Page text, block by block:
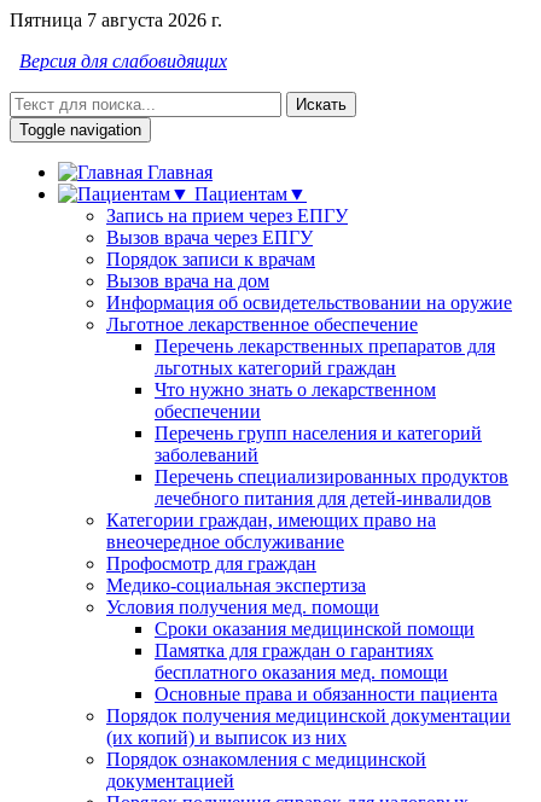
Пятница 7 августа 2026 г.
Версия для слабовидящих
Искать
Toggle navigation
Главная
Пациентам▼
Запись на прием через ЕПГУ
Вызов врача через ЕПГУ
Порядок записи к врачам
Вызов врача на дом
Информация об освидетельствовании на оружие
Льготное лекарственное обеспечение
Перечень лекарственных препаратов для
льготных категорий граждан
Что нужно знать о лекарственном
обеспечении
Перечень групп населения и категорий
заболеваний
Перечень специализированных продуктов
лечебного питания для детей-инвалидов
Категории граждан, имеющих право на
внеочередное обслуживание
Профосмотр для граждан
Медико-социальная экспертиза
Условия получения мед. помощи
Сроки оказания медицинской помощи
Памятка для граждан о гарантиях
бесплатного оказания мед. помощи
Основные права и обязанности пациента
Порядок получения медицинской документации
(их копий) и выписок из них
Порядок ознакомления с медицинской
документацией